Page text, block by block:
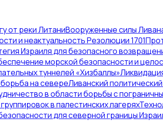
от реки ЛитаниВооруженные силы
и неактуальность Резолюции 1701
Израиля для безопасного
морской безопасности и
туннелей «Хизбаллы»
на севереЛиванский
в области борьбы с
в палестинских лагерях
для северной границы